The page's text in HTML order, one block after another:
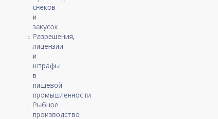
снеков
и
закусок
Разрешения,
лицензии
и
штрафы
в
пищевой
промышленности
Рыбное
производство